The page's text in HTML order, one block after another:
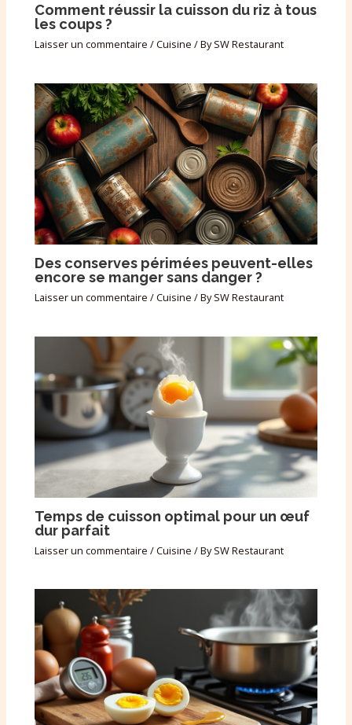
Comment réussir la cuisson du riz à tous
les coups ?
Laisser un commentaire /Cuisine / BySW Restaurant
Des conserves périmées peuvent-elles
encore se manger sans danger ?
Laisser un commentaire /Cuisine / BySW Restaurant
Temps de cuisson optimal pour un œuf
dur parfait
Laisser un commentaire /Cuisine / BySW Restaurant